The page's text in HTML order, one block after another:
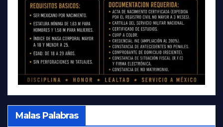
Malas Palabras